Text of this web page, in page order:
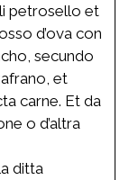
petrosello et
d’ova con
secundo
et
carne. Et da
o d’altra
ditta